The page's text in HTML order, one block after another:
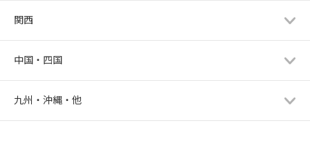
関西
中国・四国
九州・沖縄・他